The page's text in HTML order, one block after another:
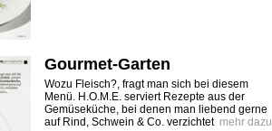
Gourmet-Garten
Wozu Fleisch?, fragt man sich bei diesem
Menü. H.O.M.E. serviert Rezepte aus der
Gemüseküche, bei denen man liebend gerne
auf Rind, Schwein & Co. verzichtet mehr dazu